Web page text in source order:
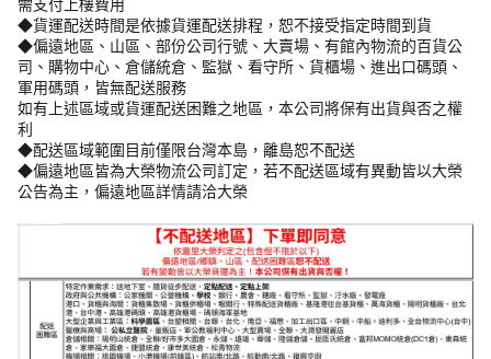
需支付上樓費用
◆貨運配送時間是依據貨運配送排程，恕不接受指定時間到貨
◆偏遠地區、山區、部份公司行號、大賣場、有館內物流的百貨公
司、購物中心、倉儲統倉、監獄、看守所、貨櫃場、進出口碼頭、
軍用碼頭，皆無配送服務
如有上述區域或貨運配送困難之地區，本公司將保有出貨與否之權
利
◆配送區域範圍目前僅限台灣本島，離島恕不配送
◆偏遠地區皆為大榮物流公司訂定，若不配送區域有異動皆以大榮
公告為主，偏遠地區詳情請洽大榮